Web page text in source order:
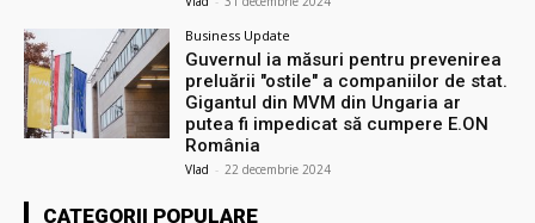
Business Update
Guvernul ia măsuri pentru prevenirea
preluării ″ostile″ a companiilor de stat.
Gigantul din MVM din Ungaria ar
putea fi impedicat să cumpere E.ON
România
Vlad - 22 decembrie 2024
CATEGORII POPULARE